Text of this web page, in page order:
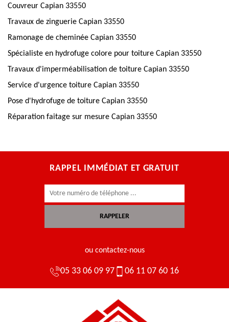
Couvreur Capian 33550
Travaux de zinguerie Capian 33550
Ramonage de cheminée Capian 33550
Spécialiste en hydrofuge colore pour toiture Capian 33550
Travaux d'imperméabilisation de toiture Capian 33550
Service d'urgence toiture Capian 33550
Pose d'hydrofuge de toiture Capian 33550
Réparation faitage sur mesure Capian 33550
RAPPEL IMMÉDIAT ET GRATUIT
ou contactez-nous
05 33 06 09 97 06 11 07 60 16